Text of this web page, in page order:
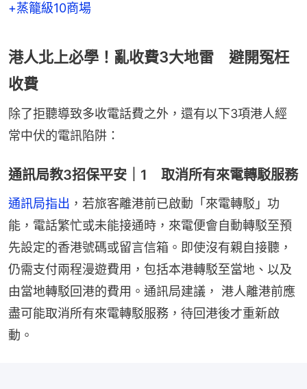
+蒸籠級10商場
港人北上必學！亂收費3大地雷 避開冤枉
收費
除了拒聽導致多收電話費之外，還有以下3項港人經
常中伏的電訊陷阱：
通訊局教3招保平安｜1 取消所有來電轉駁服務
通訊局指出 ，若旅客離港前已啟動「來電轉駁」功
能，電話繁忙或未能接通時，來電便會自動轉駁至預
先設定的香港號碼或留言信箱。即使沒有親自接聽，
仍需支付兩程漫遊費用，包括本港轉駁至當地、以及
由當地轉駁回港的費用。通訊局建議， 港人離港前應
盡可能取消所有來電轉駁服務，待回港後才重新啟
動。